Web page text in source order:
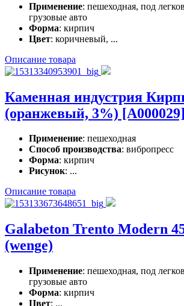
Применение: пешеходная, под
грузовые авто
Форма: кирпич
Цвет: коричневый, ...
Описание товара
Каменная индустрия
(оранжевый, 3%) [A000029]
Применение: пешеходная
Способ производства: вибропресс
Форма: кирпич
Рисунок: ...
Описание товара
Galabeton Trento Modern
(wenge)
Применение: пешеходная, под
грузовые авто
Форма: кирпич
Цвет: ...